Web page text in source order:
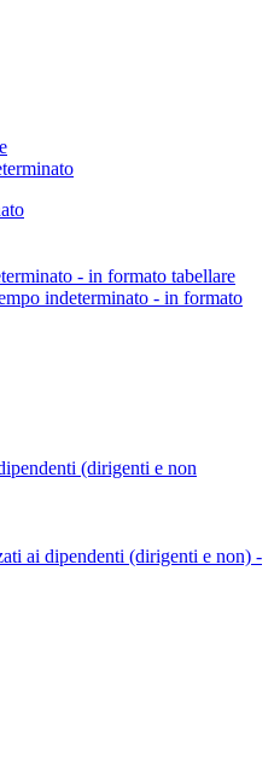
- in formato tabellare
indeterminato - in formato
(dirigenti e non
ai dipendenti (dirigenti e non) -